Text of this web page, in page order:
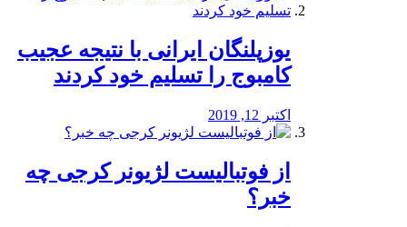
یوزپلنگان ایرانی با نتیجه عجیب
کامبوج را تسلیم خود کردند
اکتبر 12, 2019
از فوتبالیست لژیونر کرجی چه
خبر؟